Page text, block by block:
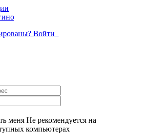
Войти
меня Не рекомендуется на
компьютерах